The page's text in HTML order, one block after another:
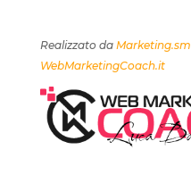
Realizzato da Marketing.sm
WebMarketingCoach.it